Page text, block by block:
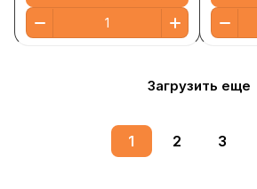
Загрузить еще
1 2 3